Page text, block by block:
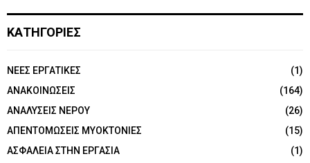
ΚΑΤΗΓΟΡΙΕΣ
NEEΣ ΕΡΓΑΤΙΚΕΣ
(1)
ΑΝΑΚΟΙΝΩΣΕΙΣ
(164)
ΑΝΑΛΥΣΕΙΣ ΝΕΡΟΥ
(26)
ΑΠΕΝΤΟΜΩΣΕΙΣ ΜΥΟΚΤΟΝΙΕΣ
(15)
ΑΣΦΑΛΕΙΑ ΣΤΗΝ ΕΡΓΑΣΙΑ
(1)